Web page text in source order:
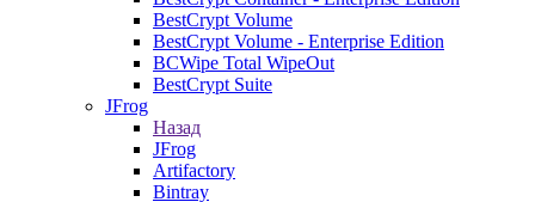
BestCrypt Volume
BestCrypt Volume - Enterprise Edition
BCWipe Total WipeOut
BestCrypt Suite
JFrog
Назад
JFrog
Artifactory
Bintray